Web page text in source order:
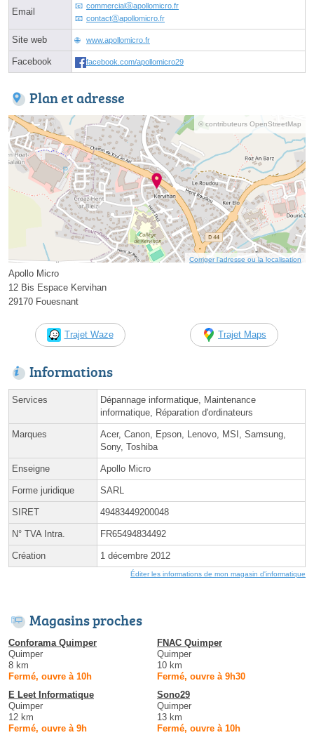
Email
commercialⓐapollomicro.fr
contactⓐapollomicro.fr
Site web www.apollomicro.fr
Facebook facebook.com/apollomicro29
Plan et adresse
© contributeurs OpenStreetMap
Corriger l’adresse ou la localisation
Apollo Micro
12 Bis Espace Kervihan
29170 Fouesnant
Trajet Waze Trajet Maps
Informations
Services
Dépannage informatique, Maintenance
informatique, Réparation d'ordinateurs
Marques
Acer, Canon, Epson, Lenovo, MSI, Samsung,
Sony, Toshiba
Enseigne Apollo Micro
Forme juridique SARL
SIRET 49483449200048
N° TVA Intra. FR65494834492
Création 1 décembre 2012
Éditer les informations de mon magasin d'informatique
Magasins proches
Conforama Quimper
Quimper
8 km
Fermé, ouvre à 10h
FNAC Quimper
Quimper
10 km
Fermé, ouvre à 9h30
E Leet Informatique
Quimper
12 km
Fermé, ouvre à 9h
Sono29
Quimper
13 km
Fermé, ouvre à 10h